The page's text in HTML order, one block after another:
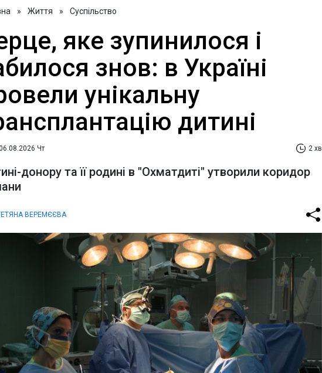
» Життя » Суспільство
яке зупинилося і
знов: в Україні
унікальну
дитині
Чт 2 хв
донору та її родині в "Охматдиті" утворили коридор
ВЕРЕМЄЄВА